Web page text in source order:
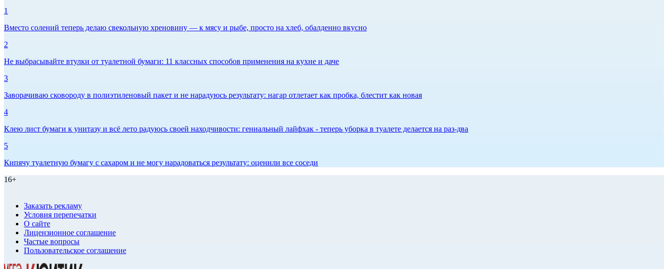
1
Вместо солений теперь делаю свекольную хреновину — к мясу и рыбе, просто на хлеб, обалденно вкусно
2
Не выбрасывайте втулки от туалетной бумаги: 11 классных способов применения на кухне и даче
3
Заворачиваю сковороду в полиэтиленовый пакет и не нарадуюсь результату: нагар отлетает как пробка, блестит как новая
4
Клею лист бумаги к унитазу и всё лето радуюсь своей находчивости: гениальный лайфхак - теперь уборка в туалете делается на раз-два
5
Кипячу туалетную бумагу с сахаром и не могу нарадоваться результату: оценили все соседи
16+
Заказать рекламу
Условия перепечатки
О сайте
Лицензионное соглашение
Частые вопросы
Пользовательское соглашение